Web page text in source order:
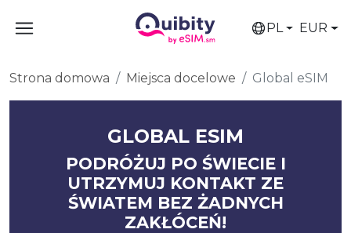
PL EUR
Strona domowa Miejsca docelowe Global eSIM
GLOBAL ESIM
PODRÓŻUJ PO ŚWIECIE I
UTRZYMUJ KONTAKT ZE
ŚWIATEM BEZ ŻADNYCH
ZAKŁÓCEŃ!